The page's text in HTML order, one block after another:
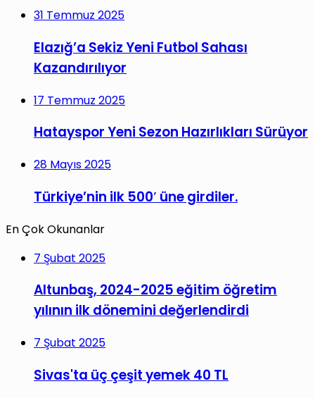
31 Temmuz 2025
Elazığ’a Sekiz Yeni Futbol Sahası
Kazandırılıyor
17 Temmuz 2025
Hatayspor Yeni Sezon Hazırlıkları Sürüyor
28 Mayıs 2025
Türkiye’nin ilk 500′ üne girdiler.
En Çok Okunanlar
7 Şubat 2025
Altunbaş, 2024-2025 eğitim öğretim
yılının ilk dönemini değerlendirdi
7 Şubat 2025
Sivas'ta üç çeşit yemek 40 TL